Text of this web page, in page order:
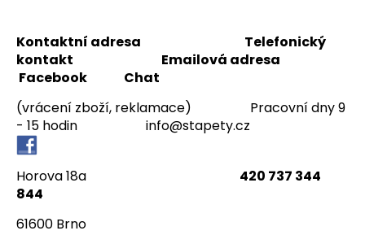
Kontaktní adresa
Telefonický
kontakt
Emailová adresa
Facebook Chat
(vrácení zboží, reklamace) Pracovní dny 9
- 15 hodin info@stapety.cz
Horova 18a 420 737 344
844
61600 Brno
t
ř
e
b
u
j
e
t
e